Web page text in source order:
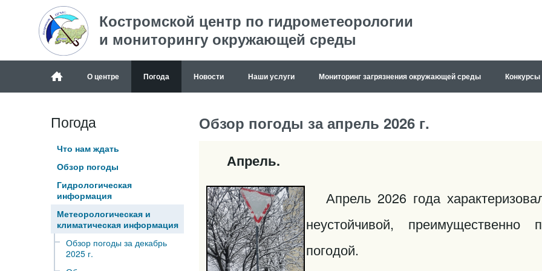
Костромской центр по гидрометеорологии
и мониторингу окружающей среды
О центре Погода Новости Наши услуги Мониторинг загрязнения окружающей среды Конкурсы
Обзор погоды за апрель 2026 г.
Апрель.
Апрель 2026 года
неустойчивой, преимущественно
погодой.
Погода
Что нам ждать
Обзор погоды
Гидрологическая
информация
Метеорологическая и
климатическая информация
Обзор погоды за декабрь
2025 г.